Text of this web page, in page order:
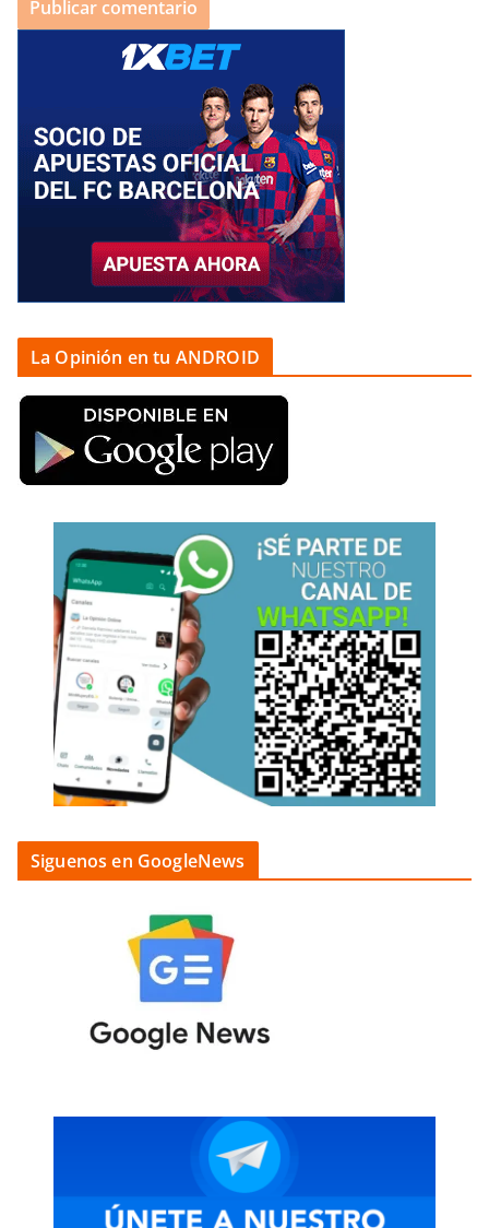
La Opinión en tu ANDROID
Siguenos en GoogleNews